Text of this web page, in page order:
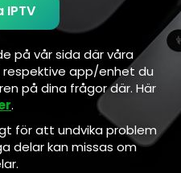
IPTV
på vår sida där våra
respektive app/enhet du
på dina frågor där. Här
.
för att undvika problem
delar kan missas om